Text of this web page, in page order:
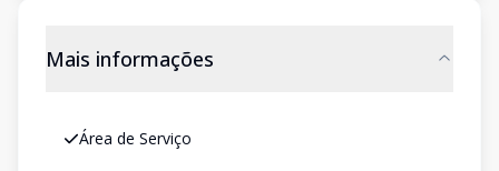
Mais informações
Área de Serviço